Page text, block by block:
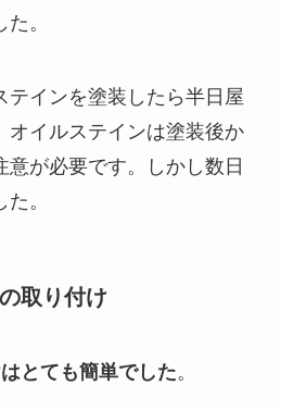
。
テインを塗装したら半日屋
オイルステインは塗装後か
意が必要です。しかし数日
。
取り付け
とても簡単でした。